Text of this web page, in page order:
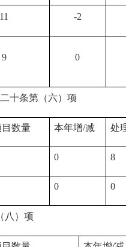
11 -2
9 0
十条第（六）项
数量 本年增/减 处
0 8
0 0
项